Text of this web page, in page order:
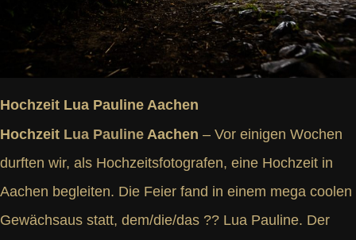
Hochzeit Lua Pauline Aachen
Hochzeit Lua Pauline Aachen – Vor einigen Wochen
durften wir, als Hochzeitsfotografen, eine Hochzeit in
Aachen begleiten. Die Feier fand in einem mega coolen
Gewächsaus statt, dem/die/das ?? Lua Pauline. Der